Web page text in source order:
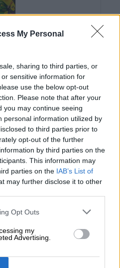
My Personal
sharing to third parties, or
sensitive information for
use the below opt-out
Please note that after your
you may continue seeing
personal information utilized by
to third parties prior to
opt-out of the further
by third parties on the
This information may
parties on the IAB’s List of
may further disclose it to other
Opt Outs
my
Advertising.
radler
Bottle - € 7,85 / LTR